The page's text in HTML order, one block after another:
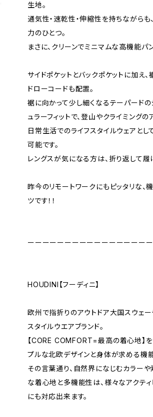
生地。
通気性・速乾性・伸縮性を持ちながらも
力のひとつ。
まさに、クリーンでミニマムな高機能パ
サイドポケットとバックポケットに加え
ドローコードも配置。
裾に向かって少し細くなるテーパード
ュラーフィットで、登山やクライミングの
日常生活でのライフスタイルウェアと
可能です。
レングスが気になる方は、折り返して
昨今のリモートワークにもピッタリな、
ツです！！
ーーーーーーーーーーーーーーーー
HOUDINI【フーディニ】
欧州で指折りのアウトドア大国スウェ
スタイルウエアブランド。
【CORE COMFORT=最高の着心地】
プルな北欧デザインと身体が求める機
その言葉通り、自然界になじむカラーや
な着心地と多機能性は、様々なアクティ
にも対応出来ます。